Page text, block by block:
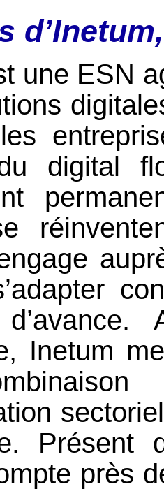
une ESN
digital
Inetum
près